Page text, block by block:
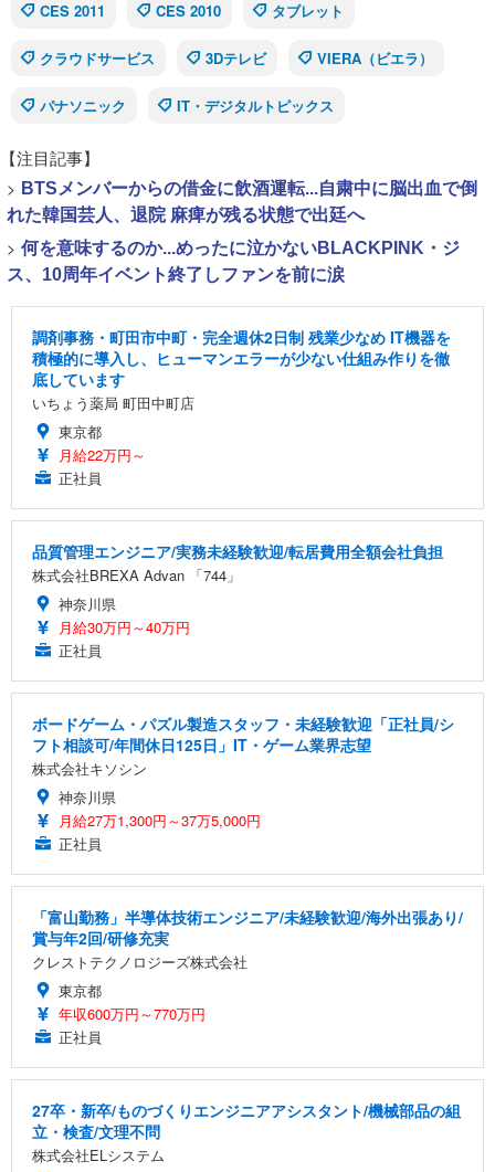
CES 2011 CES 2010 タブレット
クラウドサービス 3Dテレビ VIERA（ビエラ）
パナソニック IT・デジタルトピックス
【注目記事】
> BTSメンバーからの借金に飲酒運転...自粛中に脳出血で倒
れた韓国芸人、退院 麻痺が残る状態で出廷へ
> 何を意味するのか...めったに泣かないBLACKPINK・ジ
ス、10周年イベント終了しファンを前に涙
調剤事務・町田市中町・完全週休2日制 残業少なめ IT機器を
積極的に導入し、ヒューマンエラーが少ない仕組み作りを徹
底しています
いちょう薬局 町田中町店
東京都
月給22万円～
正社員
品質管理エンジニア/実務未経験歓迎/転居費用全額会社負担
株式会社BREXA Advan 「744」
神奈川県
月給30万円～40万円
正社員
ボードゲーム・パズル製造スタッフ・未経験歓迎「正社員/シ
フト相談可/年間休日125日」IT・ゲーム業界志望
株式会社キソシン
神奈川県
月給27万1,300円～37万5,000円
正社員
「富山勤務」半導体技術エンジニア/未経験歓迎/海外出張あり/
賞与年2回/研修充実
クレストテクノロジーズ株式会社
東京都
年収600万円～770万円
正社員
27卒・新卒/ものづくりエンジニアアシスタント/機械部品の組
立・検査/文理不問
株式会社ELシステム